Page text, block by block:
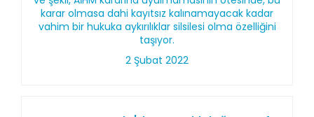
karar olmasa dahi kayıtsız kalınamayacak kadar
vahim bir hukuka aykırılıklar silsilesi olma özelliğini
taşıyor.
2 Şubat 2022